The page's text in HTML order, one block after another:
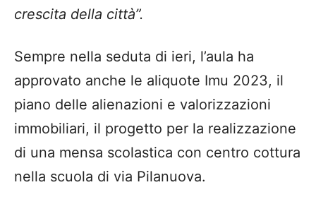
crescita della città”.
Sempre nella seduta di ieri, l’aula ha
approvato anche le aliquote Imu 2023, il
piano delle alienazioni e valorizzazioni
immobiliari, il progetto per la realizzazione
di una mensa scolastica con centro cottura
nella scuola di via Pilanuova.